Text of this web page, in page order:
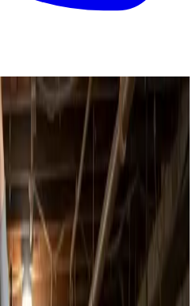
i Herning
i Herning til en grundig
og aggregat for private,
— med specialudstyr, fast